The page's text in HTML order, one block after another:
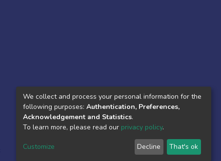
We collect and process your personal information for the
following purposes: Authentication, Preferences,
Acknowledgement and Statistics.
To learn more, please read our privacy policy.
Customize Decline That's ok